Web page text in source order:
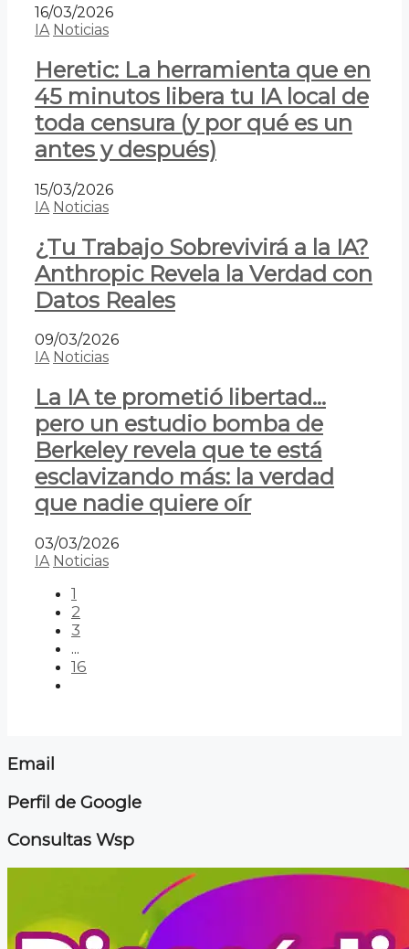
16/03/2026
IA Noticias
Heretic: La herramienta que en
45 minutos libera tu IA local de
toda censura (y por qué es un
antes y después)
15/03/2026
IA Noticias
¿Tu Trabajo Sobrevivirá a la IA?
Anthropic Revela la Verdad con
Datos Reales
09/03/2026
IA Noticias
La IA te prometió libertad…
pero un estudio bomba de
Berkeley revela que te está
esclavizando más: la verdad
que nadie quiere oír
03/03/2026
IA Noticias
1
2
3
...
16
Email
Perfil de Google
Consultas Wsp